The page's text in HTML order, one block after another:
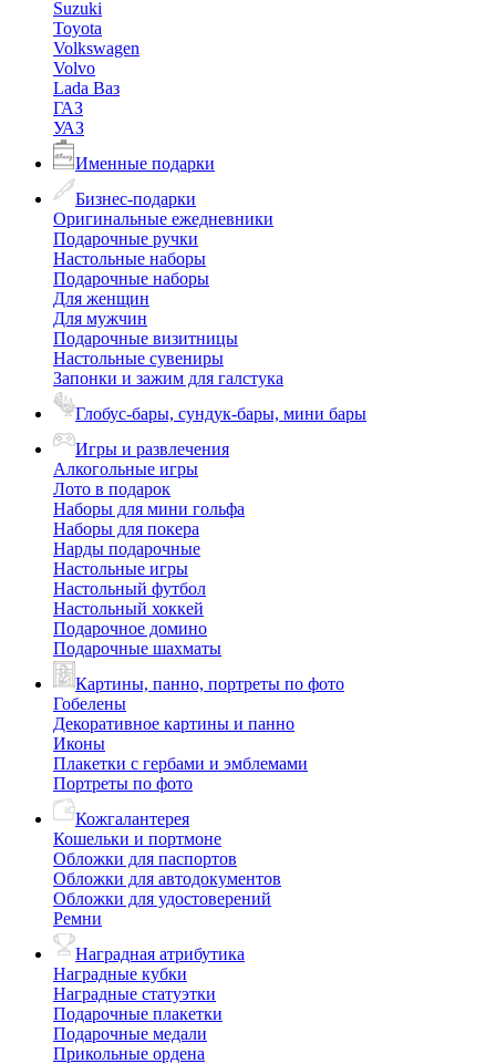
Suzuki
Toyota
Volkswagen
Volvo
Lada Ваз
ГАЗ
УАЗ
Именные подарки
Бизнес-подарки
Оригинальные ежедневники
Подарочные ручки
Настольные наборы
Подарочные наборы
Для женщин
Для мужчин
Подарочные визитницы
Настольные сувениры
Запонки и зажим для галстука
Глобус-бары, сундук-бары, мини бары
Игры и развлечения
Алкогольные игры
Лото в подарок
Наборы для мини гольфа
Наборы для покера
Нарды подарочные
Настольные игры
Настольный футбол
Настольный хоккей
Подарочное домино
Подарочные шахматы
Картины, панно, портреты по фото
Гобелены
Декоративное картины и панно
Иконы
Плакетки с гербами и эмблемами
Портреты по фото
Кожгалантерея
Кошельки и портмоне
Обложки для паспортов
Обложки для автодокументов
Обложки для удостоверений
Ремни
Наградная атрибутика
Наградные кубки
Наградные статуэтки
Подарочные плакетки
Подарочные медали
Прикольные ордена